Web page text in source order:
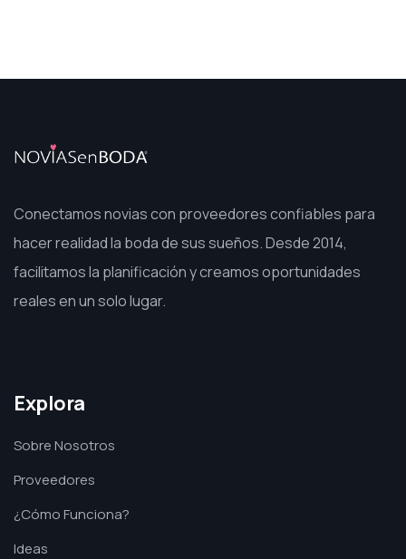
Conectamos novias con proveedores confiables para
hacer realidad la boda de sus sueños. Desde 2014,
facilitamos la planificación y creamos oportunidades
reales en un solo lugar.
Explora
Sobre Nosotros
Proveedores
¿Cómo Funciona?
Ideas